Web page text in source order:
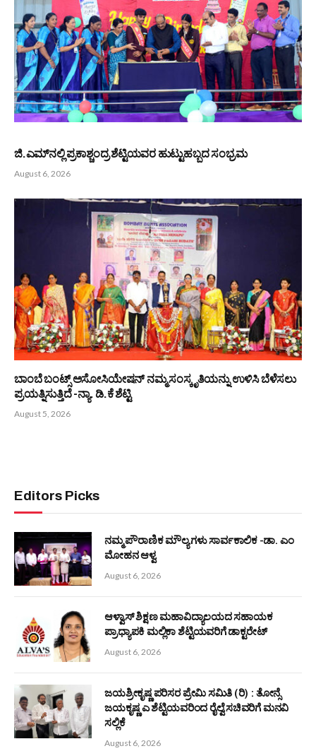
ಜಿ.ಎಮ್‌ನಲ್ಲಿ ಪ್ರಕಾಶ್ಚಂದ್ರ ಶೆಟ್ಟಿಯವರ ಹುಟ್ಟುಹಬ್ಬದ ಸಂಭ್ರಮ
August 6, 2026
ಬಾಂಬೆ ಬಂಟ್ಸ್ ಅಸೋಸಿಯೇಷನ್ ನಮ್ಮ ಸಂಸ್ಕೃತಿಯನ್ನು ಉಳಿಸಿ ಬೆಳೆಸಲು
ಪ್ರಯತ್ನಿಸುತ್ತಿದೆ -ನ್ಯಾ. ಡಿ.ಕೆ ಶೆಟ್ಟಿ
August 5, 2026
Editors Picks
ನಮ್ಮ ಪೌರಾಣಿಕ ಮೌಲ್ಯಗಳು ಸಾರ್ವಕಾಲಿಕ -ಡಾ. ಎಂ
ಮೋಹನ ಆಳ್ವ
August 6, 2026
ಆಳ್ವಾಸ್ ಶಿಕ್ಷಣ ಮಹಾವಿದ್ಯಾಲಯದ ಸಹಾಯಕ
ಪ್ರಾಧ್ಯಾಪಕಿ ಮಲ್ಲಿಕಾ ಶೆಟ್ಟಿಯವರಿಗೆ ಡಾಕ್ಟರೇಟ್
August 6, 2026
ಜಯಶ್ರೀಕೃಷ್ಣ ಪರಿಸರ ಪ್ರೇಮಿ ಸಮಿತಿ (ರಿ) : ತೋನ್ಸೆ
ಜಯಕೃಷ್ಣ ಎ ಶೆಟ್ಟಿಯವರಿಂದ ರೈಲ್ವೆ ಸಚಿವರಿಗೆ ಮನವಿ
ಸಲ್ಲಿಕೆ
August 6, 2026